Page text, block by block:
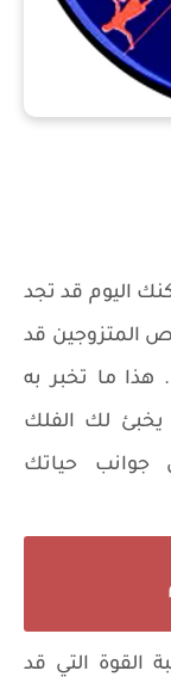
اليوم قد تجد
المتزوجين قد
هذا ما تخبر به
يخبئ لك الفلك
جوانب حياتك
القوة التي قد